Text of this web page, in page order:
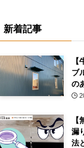
新着記事
ブ
の
漏
法